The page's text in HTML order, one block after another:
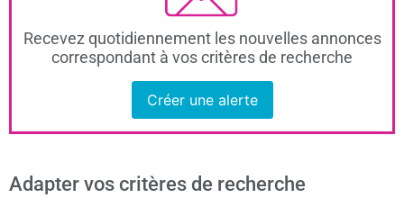
Recevez quotidiennement les nouvelles annonces
correspondant à vos critères de recherche
Créer une alerte
Adapter vos critères de recherche